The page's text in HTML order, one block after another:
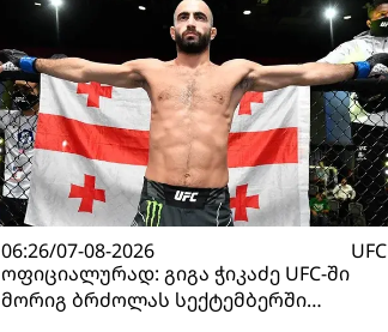
06:26/07-08-2026
UFC
ოფიციალურად: გიგა ჭიკაძე UFC-ში
მორიგ ბრძოლას სექტემბერში